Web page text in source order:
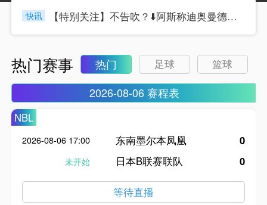
快讯 【特别关注】不告吹？⬇️阿斯称迪奥曼德转会受纠纷影响，罗马诺
热门赛事 热门 足球 篮球
2026-08-06 赛程表
NBL
2026-08-06 17:00
未开始
东南墨尔本凤凰
日本B联赛联队
0
0
等待直播